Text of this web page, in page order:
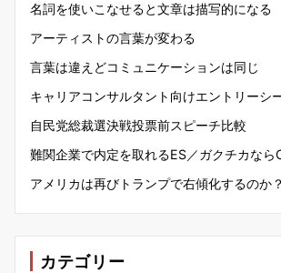
名詞を使いこなせると文章は描写的になる
アーティストの言葉が変わる
言葉は違えどコミュニケーションは同じ
キャリアコンサルタント向けエントリーシ
自民党総裁選決戦投票前スピーチ比較
難関企業で内定を取れるES／ガクチカなら
アメリカは再びトランプで右傾化するのか？
カテゴリー